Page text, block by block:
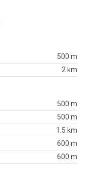
500 m
2 km
500 m
500 m
1.5 km
600 m
600 m